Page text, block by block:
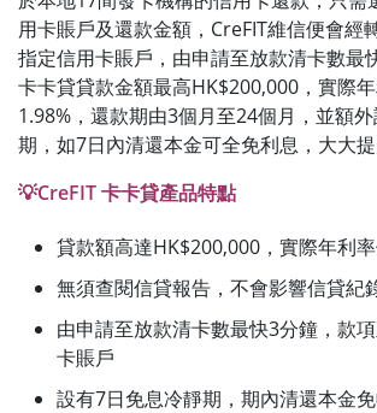
用卡賬戶及還款金額，CreFIT維信便會經
指定信用卡賬戶，由申請至放款清卡數最
卡卡貸貸款金額最高HK$200,000，實際
1.98%，還款期由3個月至24個月，並額
期，如7日內清還本金可全免利息，大大提
💡CreFIT 卡卡貸產品特點
貸款額高達HK$200,000，實際年利
無須查閱信貸報告，不會影響信貸紀
由申請至放款清卡數最快3分鐘，款
卡賬戶
設有7日免息冷靜期，期內清還本金